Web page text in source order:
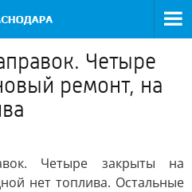
Четыре
ремонт, на
Четыре закрыты на
нет топлива. Остальные